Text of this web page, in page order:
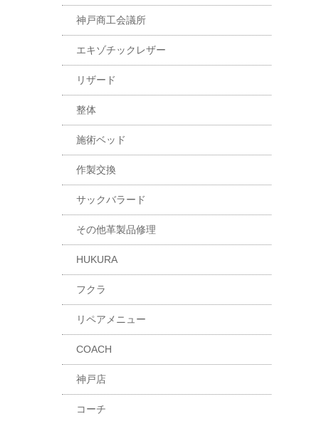
神戸商工会議所
エキゾチックレザー
リザード
整体
施術ベッド
作製交換
サックバラード
その他革製品修理
HUKURA
フクラ
リペアメニュー
COACH
神戸店
コーチ